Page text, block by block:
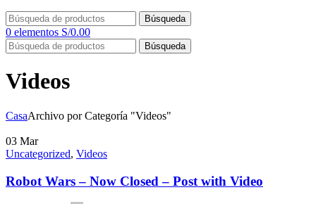
Búsqueda
0 elementos S/0.00
Búsqueda
Videos
CasaArchivo por Categoría "Videos"
03 Mar
Uncategorized, Videos
Robot Wars – Now Closed – Post with Video